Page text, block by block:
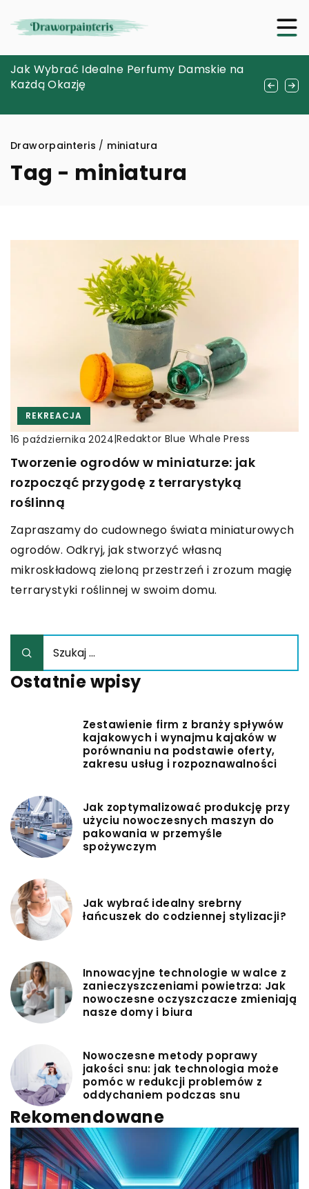
Jak zakupić właściwy środek do utrzymania
higieny twojej przenośnej toalety podczas
Jak Wybrać Idealne Perfumy Damskie na
Każdą Okazję
Jakie korzyści niesie ze sobą zakup
używanego sprzętu komputerowego od
Draworpainteris / miniatura
Tag - miniatura
REKREACJA
16 października 2024|Redaktor Blue Whale Press
Tworzenie ogrodów w miniaturze: jak
rozpocząć przygodę z terrarystyką
roślinną
Zapraszamy do cudownego świata miniaturowych
ogrodów. Odkryj, jak stworzyć własną
mikroskładową zieloną przestrzeń i zrozum magię
terrarystyki roślinnej w swoim domu.
Ostatnie wpisy
Zestawienie firm z branży spływów
kajakowych i wynajmu kajaków w
porównaniu na podstawie oferty,
zakresu usług i rozpoznawalności
Jak zoptymalizować produkcję przy
użyciu nowoczesnych maszyn do
pakowania w przemyśle
spożywczym
Jak wybrać idealny srebrny
łańcuszek do codziennej stylizacji?
Innowacyjne technologie w walce z
zanieczyszczeniami powietrza: Jak
nowoczesne oczyszczacze zmieniają
nasze domy i biura
Nowoczesne metody poprawy
jakości snu: jak technologia może
pomóc w redukcji problemów z
oddychaniem podczas snu
Rekomendowane